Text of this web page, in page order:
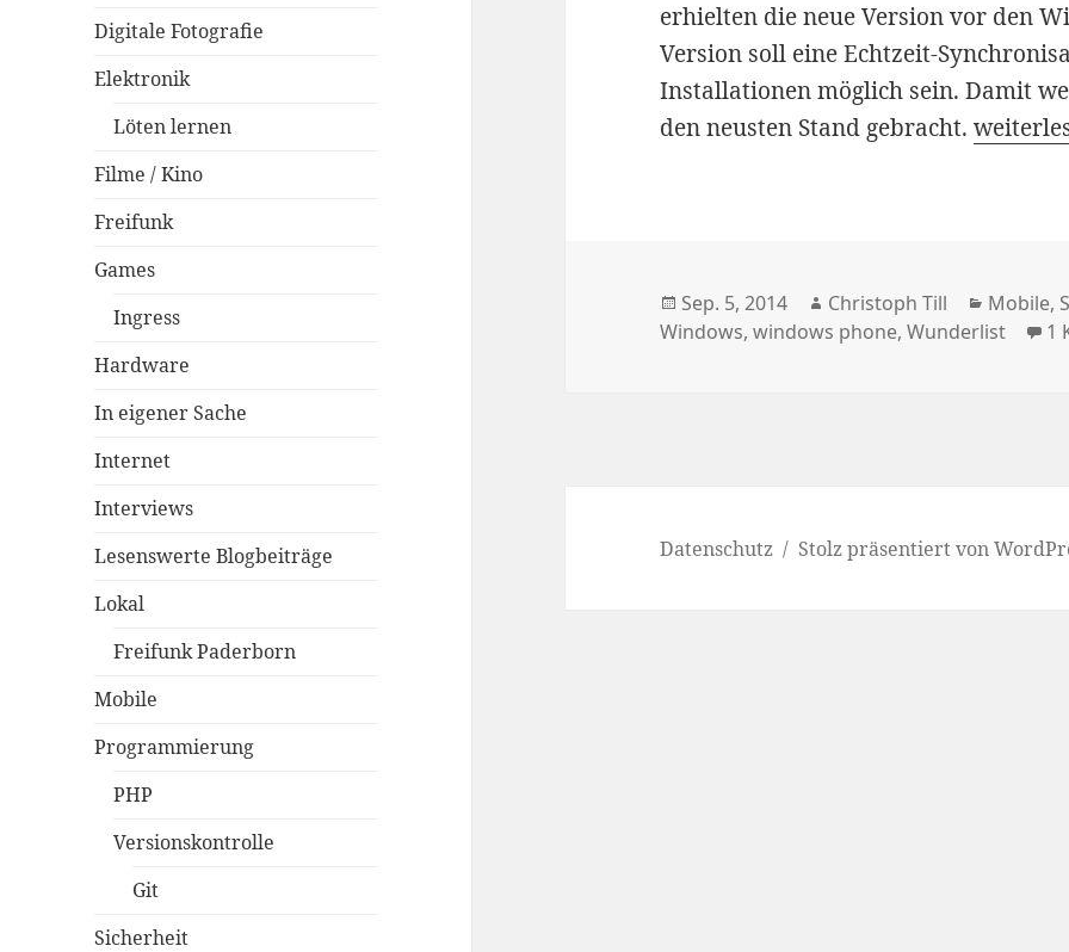
Digitale Fotografie
Elektronik
Löten lernen
Filme / Kino
Freifunk
Games
Ingress
Hardware
In eigener Sache
Internet
Interviews
Lesenswerte Blogbeiträge
Lokal
Freifunk Paderborn
Mobile
Programmierung
PHP
Versionskontrolle
Git
Sicherheit
erhielten die neue Version vor den
Version soll eine Echtzeit-
Installationen möglich sein. Damit
den neusten Stand gebracht.
Veröffentlicht
am
Sep. 5, 2014 Autor
Christoph Till Mobile,
Windows,windows phone,Wunderlist 1
Datenschutz Stolz präsentiert von